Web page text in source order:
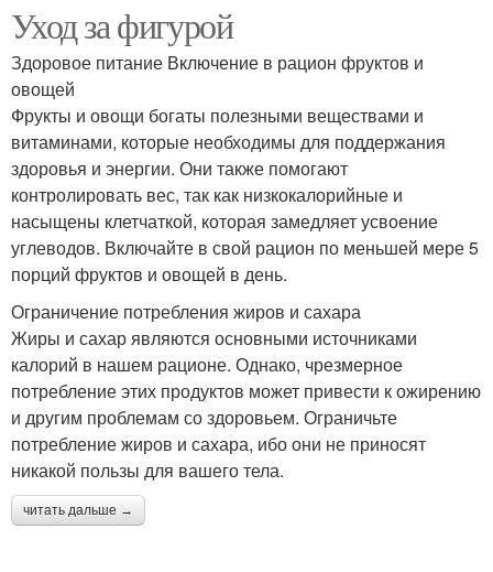
Уход за фигурой
Здоровое питание Включение в рацион фруктов и
овощей
Фрукты и овощи богаты полезными веществами и
витаминами, которые необходимы для поддержания
здоровья и энергии. Они также помогают
контролировать вес, так как низкокалорийные и
насыщены клетчаткой, которая замедляет усвоение
углеводов. Включайте в свой рацион по меньшей мере 5
порций фруктов и овощей в день.
Ограничение потребления жиров и сахара
Жиры и сахар являются основными источниками
калорий в нашем рационе. Однако, чрезмерное
потребление этих продуктов может привести к ожирению
и другим проблемам со здоровьем. Ограничьте
потребление жиров и сахара, ибо они не приносят
никакой пользы для вашего тела.
читать дальше →